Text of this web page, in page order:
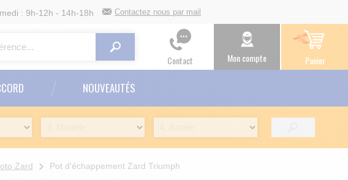
: 9h-12h - 14h-18h Contactez nous par mail
Contact Mon compte Panier
NOUVEAUTÉS
Zard Pot d'échappement Zard Triumph